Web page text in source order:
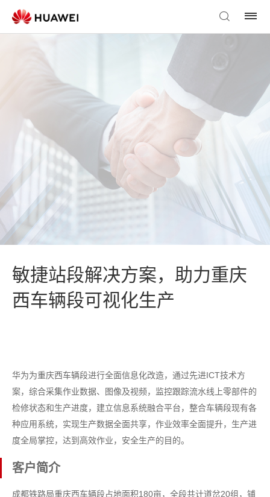
敏捷站段解决方案，助力重庆
西车辆段可视化生产
华为为重庆西车辆段进行全面信息化改造，通过先进ICT技术方
案，综合采集作业数据、图像及视频，监控跟踪流水线上零部件的
检修状态和生产进度，建立信息系统融合平台，整合车辆段现有各
种应用系统，实现生产数据全面共享，作业效率全面提升，生产进
度全局掌控，达到高效作业，安全生产的目的。
客户简介
成都铁路局重庆西车辆段占地面积180亩，全段共计道岔20组，铺